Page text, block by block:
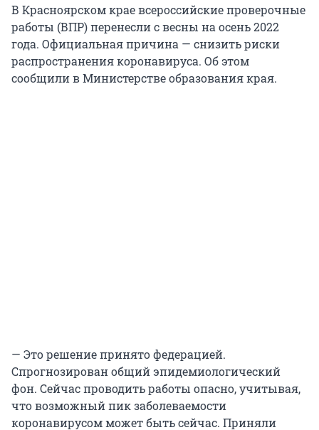
В Красноярском крае всероссийские проверочные
работы (ВПР) перенесли с весны на осень 2022
года. Официальная причина — снизить риски
распространения коронавируса. Об этом
сообщили в Министерстве образования края.
— Это решение принято федерацией.
Спрогнозирован общий эпидемиологический
фон. Сейчас проводить работы опасно, учитывая,
что возможный пик заболеваемости
коронавирусом может быть сейчас. Приняли